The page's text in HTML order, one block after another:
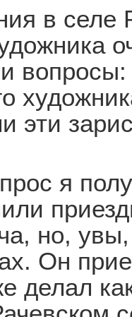
в селе
эти
я
но,
Он
делал